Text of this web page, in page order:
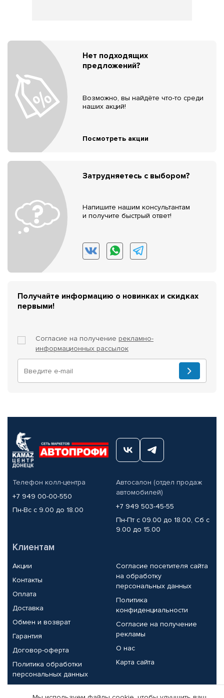
Нет подходящих
предложений?
Возможно, вы найдёте что-то среди
наших акций!
Посмотреть акции
Затрудняетесь с выбором?
Напишите нашим консультантам
и получите быстрый ответ!
Получайте информацию о новинках и скидках
первыми!
Согласие на получение рекламно-
информационных рассылок
Телефон колл-центра
+7 949 00-00-550
Пн-Вс с 9.00 до 18.00
Автосалон (отдел продаж
автомобилей)
+7 949 503-45-55
Пн-Пт с 09.00 до 18.00, Сб с
9.00 до 15.00
Клиентам
Акции
Контакты
Оплата
Доставка
Обмен и возврат
Гарантия
Договор-оферта
Политика обработки
персональных данных
Согласие посетителя сайта
на обработку
персональных данных
Политика
конфиденциальности
Согласие на получение
рекламы
О нас
Карта сайта